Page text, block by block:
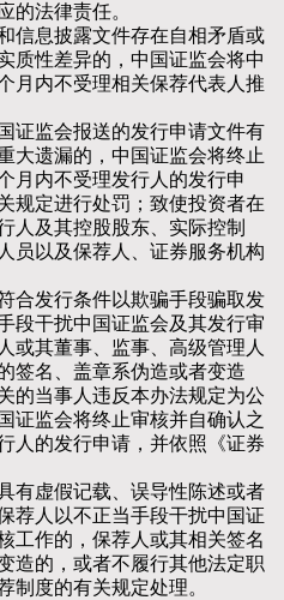
的法律责任。
息披露文件存在自相矛盾或
质性差异的，中国证监会将中
月内不受理相关保荐代表人推
监会报送的发行申请文件有
大遗漏的，中国证监会将终止
月内不受理发行人的发行申
规定进行处罚；致使投资者在
人及其控股股东、实际控制
员以及保荐人、证券服务机构
发行条件以欺骗手段骗取发
段干扰中国证监会及其发行审
或其董事、监事、高级管理人
签名、盖章系伪造或者变造
的当事人违反本办法规定为公
证监会将终止审核并自确认之
人的发行申请，并依照《证券
虚假记载、误导性陈述或者
荐人以不正当手段干扰中国证
工作的，保荐人或其相关签名
造的，或者不履行其他法定职
制度的有关规定处理。